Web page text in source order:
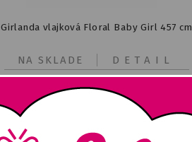
Girlanda vlajková Floral Baby Girl 457 cm
1,30
DETAIL
NA SKLADE